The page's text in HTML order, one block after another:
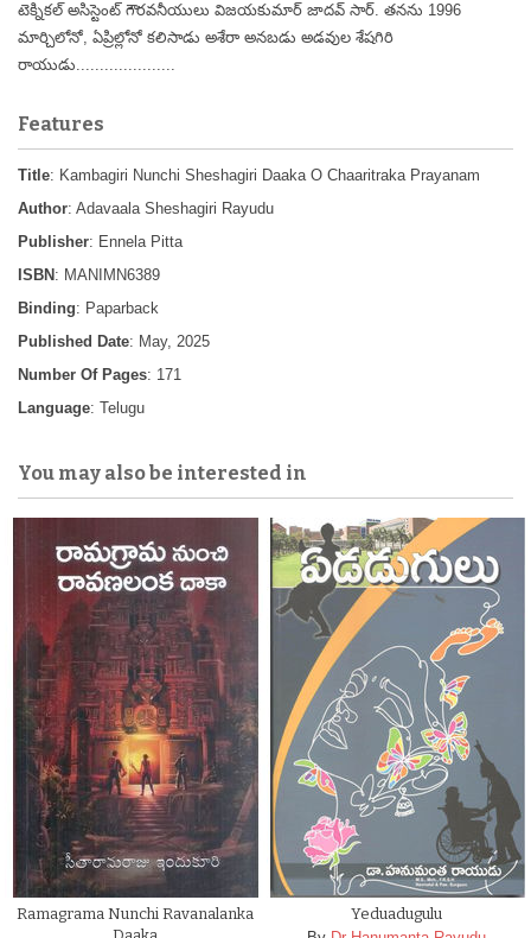
టెక్నికల్ అసిస్టెంట్ గౌరవనీయులు విజయకుమార్ జాదవ్ సార్. తనను 1996
మార్చిలోనో, ఏప్రిల్లోనో కలిసాడు అశేరా అనబడు అడవుల శేషగిరి
రాయుడు.....................
Features
Title: Kambagiri Nunchi Sheshagiri Daaka O Chaaritraka Prayanam
Author: Adavaala Sheshagiri Rayudu
Publisher: Ennela Pitta
ISBN : MANIMN6389
Binding: Paparback
Published Date: May, 2025
Number Of Pages: 171
Language: Telugu
You may also be interested in
Ramagrama Nunchi Ravanalanka
Yeduadugulu